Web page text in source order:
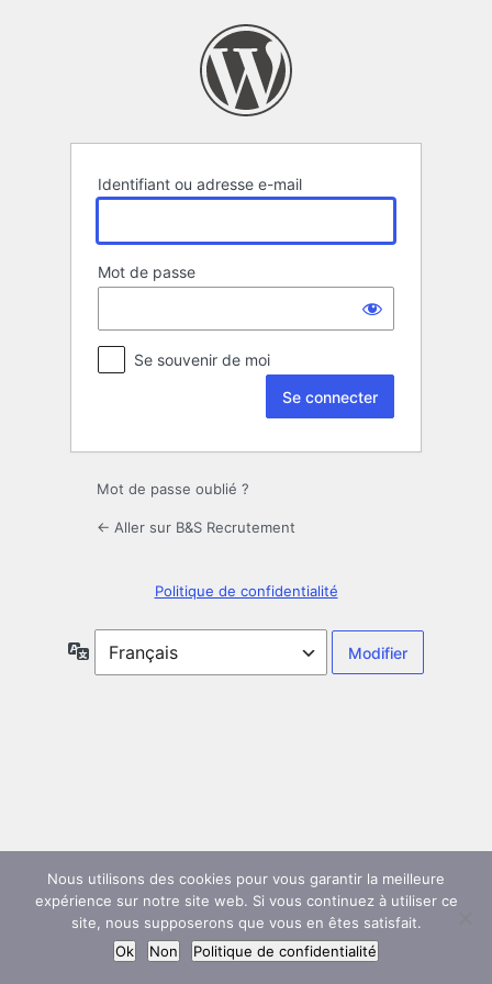
Identifiant ou adresse e-mail
Mot de passe
Se souvenir de moi
Mot de passe oublié ?
← Aller sur B&S Recrutement
Politique de confidentialité
Langue
Nous utilisons des cookies pour vous garantir la meilleure
expérience sur notre site web. Si vous continuez à utiliser ce
site, nous supposerons que vous en êtes satisfait.
Ok
Non Politique de confidentialité